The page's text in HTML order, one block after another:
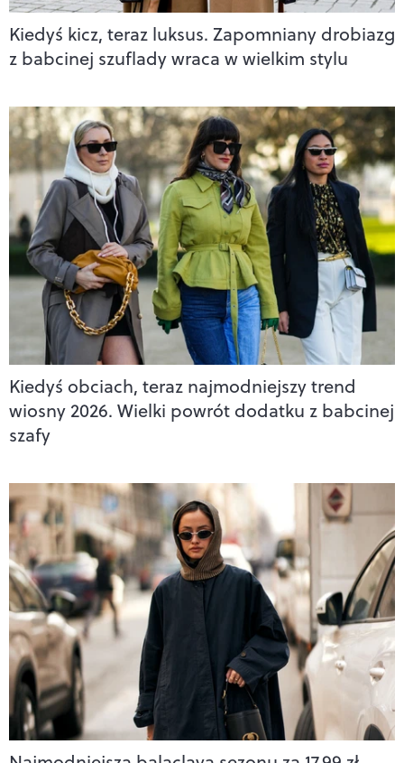
Kiedyś kicz, teraz luksus. Zapomniany drobiazg
z babcinej szuflady wraca w wielkim stylu
Kiedyś obciach, teraz najmodniejszy trend
wiosny 2026. Wielki powrót dodatku z babcinej
szafy